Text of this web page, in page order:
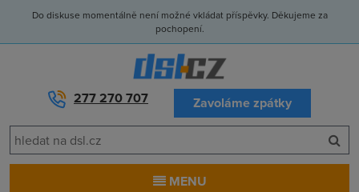
Do diskuse momentálně není možné vkládat příspěvky. Děkujeme za
pochopení.
277 270 707 Zavoláme zpátky
MENU